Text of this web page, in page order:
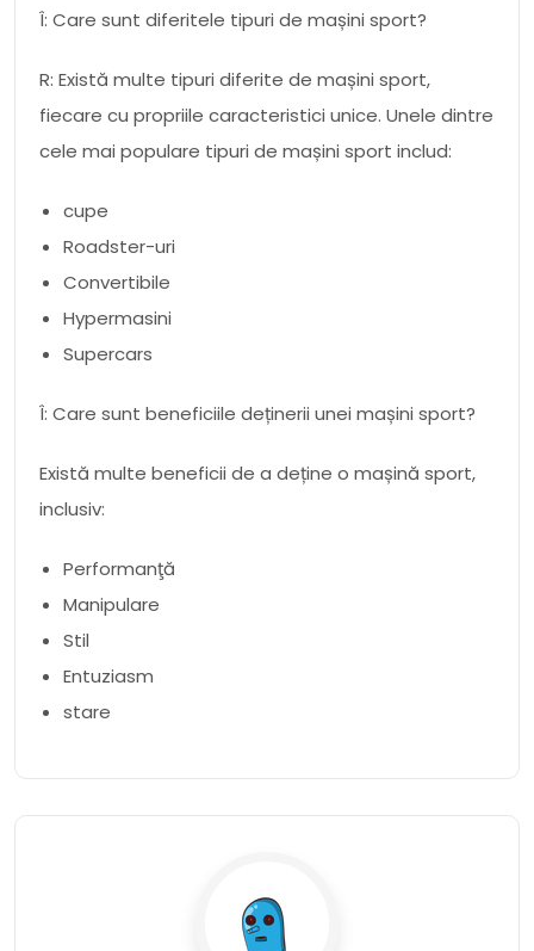
Î: Care sunt diferitele tipuri de mașini sport?
R: Există multe tipuri diferite de mașini sport,
fiecare cu propriile caracteristici unice. Unele dintre
cele mai populare tipuri de mașini sport includ:
cupe
Roadster-uri
Convertibile
Hypermasini
Supercars
Î: Care sunt beneficiile deținerii unei mașini sport?
Există multe beneficii de a deține o mașină sport,
inclusiv:
Performanţă
Manipulare
Stil
Entuziasm
stare